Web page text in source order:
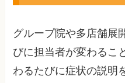
グループ院や多店舗展
びに担当者が変わるこ
わるたびに症状の説明